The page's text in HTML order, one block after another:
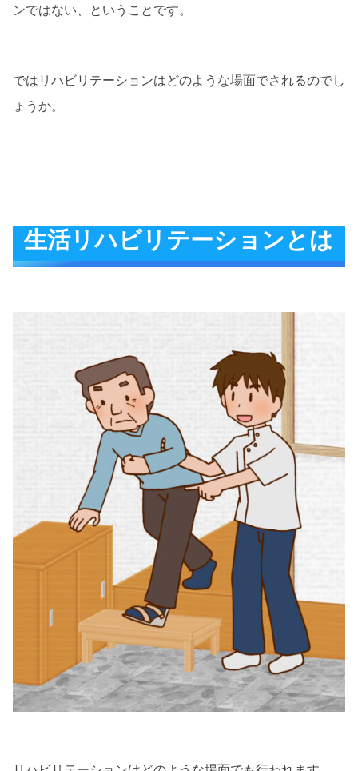
ンではない、ということです。
ではリハビリテーションはどのような場面でされるのでし
ょうか。
生活リハビリテーションとは